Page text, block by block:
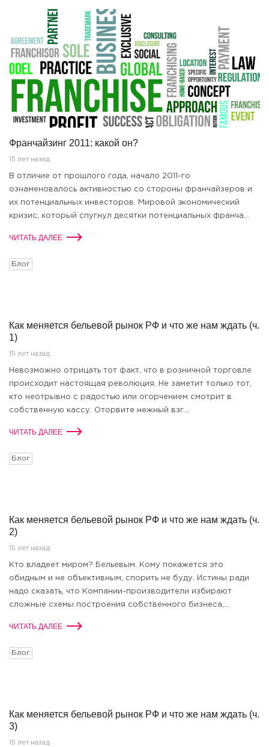
Франчайзинг 2011: какой он?
15 лет назад
В отличие от прошлого года, начало 2011-го
ознаменовалось активностью со стороны франчайзеров и
их потенциальных инвесторов. Мировой экономический
кризис, который спугнул десятки потенциальных франча...
ЧИТАТЬ ДАЛЕЕ
Блог
Как меняется бельевой рынок РФ и что же нам ждать (ч.
1)
15 лет назад
Невозможно отрицать тот факт, что в розничной торговле
происходит настоящая революция. Не заметит только тот,
кто неотрывно с радостью или огорчением смотрит в
собственную кассу. Оторвите нежный взг...
ЧИТАТЬ ДАЛЕЕ
Блог
Как меняется бельевой рынок РФ и что же нам ждать (ч.
2)
15 лет назад
Кто владеет миром? Бельевым. Кому покажется это
обидным и не объективным, спорить не буду. Истины ради
надо сказать, что Компании-производители избирают
сложные схемы построения собственного бизнеса,...
ЧИТАТЬ ДАЛЕЕ
Блог
Как меняется бельевой рынок РФ и что же нам ждать (ч.
3)
15 лет назад